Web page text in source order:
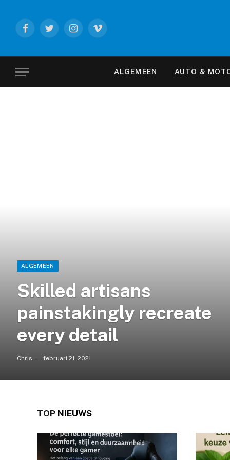
FacebookTwitterInstagram
Vimeo
ALGEMEEN AUTO &
ALGEMEEN
Skilled artisans
painstakingly recreate
every detail
Chris februari 21, 2021
TOP NIEUWS